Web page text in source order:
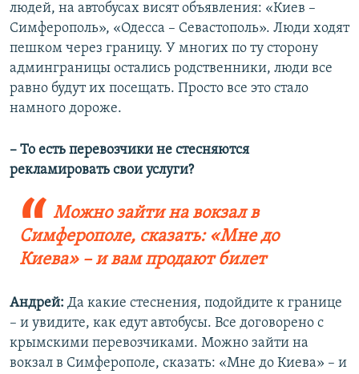
людей, на автобусах висят объявления: «Киев –
Симферополь», «Одесса – Севастополь». Люди ходят
пешком через границу. У многих по ту сторону
админграницы остались родственники, люди все
равно будут их посещать. Просто все это стало
намного дороже.
– То есть перевозчики не стесняются
рекламировать свои услуги?
Можно зайти на вокзал в
Симферополе, сказать: «Мне до
Киева» – и вам продают билет
Андрей: Да какие стеснения, подойдите к границе
– и увидите, как едут автобусы. Все договорено с
крымскими перевозчиками. Можно зайти на
вокзал в Симферополе, сказать: «Мне до Киева» – и